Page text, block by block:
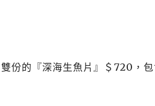
份的『深海生魚片』＄ 720 ，